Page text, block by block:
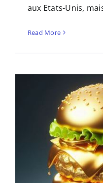
aux Etats-Unis,
Read More